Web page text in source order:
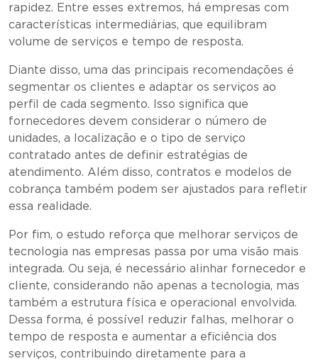
rapidez. Entre esses extremos, há empresas com
características intermediárias, que equilibram
volume de serviços e tempo de resposta.
Diante disso, uma das principais recomendações é
segmentar os clientes e adaptar os serviços ao
perfil de cada segmento. Isso significa que
fornecedores devem considerar o número de
unidades, a localização e o tipo de serviço
contratado antes de definir estratégias de
atendimento. Além disso, contratos e modelos de
cobrança também podem ser ajustados para refletir
essa realidade.
Por fim, o estudo reforça que melhorar serviços de
tecnologia nas empresas passa por uma visão mais
integrada. Ou seja, é necessário alinhar fornecedor e
cliente, considerando não apenas a tecnologia, mas
também a estrutura física e operacional envolvida.
Dessa forma, é possível reduzir falhas, melhorar o
tempo de resposta e aumentar a eficiência dos
serviços, contribuindo diretamente para a